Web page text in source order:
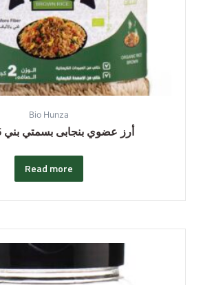
Bio Hunza
أرز عضوي بنجابى بسمتي بني 6*2كجم
Read more